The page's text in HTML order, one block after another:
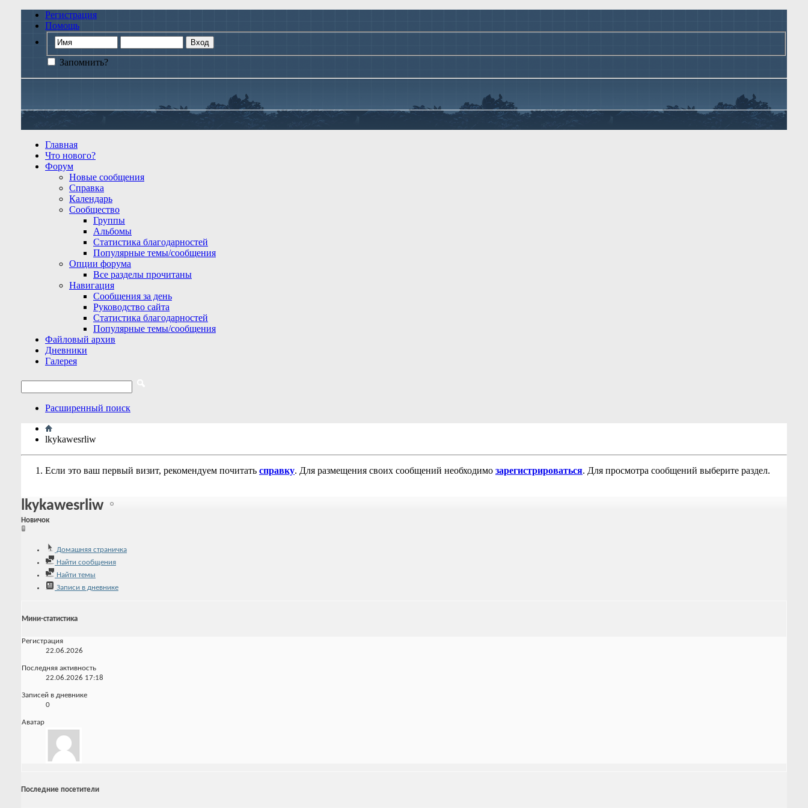
Регистрация
Помощь
Запомнить?
Главная
Что нового?
Форум
Новые сообщения
Справка
Календарь
Сообщество
Группы
Альбомы
Статистика благодарностей
Популярные темы/сообщения
Опции форума
Все разделы прочитаны
Навигация
Сообщения за день
Руководство сайта
Статистика благодарностей
Популярные темы/сообщения
Файловый архив
Дневники
Галерея
Расширенный поиск
lkykawesrliw
Если это ваш первый визит, рекомендуем почитать справку. Для размещения своих сообщений необходимо зарегистрироваться. Для просмотра сообщений выберите раздел.
lkykawesrliw
Новичок
Домашняя страничка
Найти сообщения
Найти темы
Записи в дневнике
Мини-статистика
Регистрация
22.06.2026
Последняя активность
22.06.2026 17:18
Записей в дневнике
0
Аватар
Последние посетители